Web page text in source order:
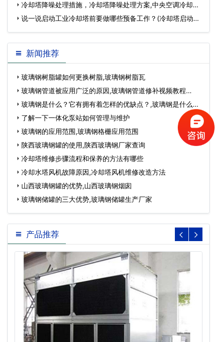
冷却塔降噪处理措施，冷却塔降噪处理方案,中央空调冷却塔
降噪方案…
说一说启动工业冷却塔前要做哪些预备工作？(冷却塔启动条
件)…
新闻推荐
玻璃钢树脂罐如何更换树脂,玻璃钢树脂瓦
玻璃钢管道被应用广泛的原因,玻璃钢管道修补视频教程…
玻璃钢是什么？它有拥有着怎样的优缺点？,玻璃钢是什么材
质制成的…
了解一下一体化泵站如何管理与维护
玻璃钢的应用范围,玻璃钢格栅应用范围
陕西玻璃钢罐的使用,陕西玻璃钢厂家查询
冷却塔维修步骤流程和保养的方法有哪些
冷却水塔风机故障原因,冷却塔风机维修改造方法
山西玻璃钢罐的优势,山西玻璃钢烟囱
玻璃钢储罐的三大优势,玻璃钢储罐生产厂家
产品推荐